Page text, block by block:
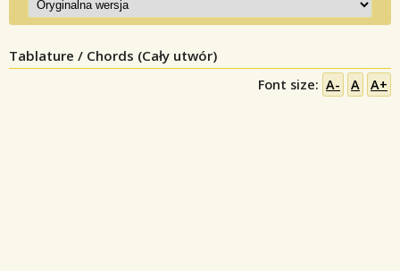
Tablature / Chords (Cały utwór)
Font size: A- A A+